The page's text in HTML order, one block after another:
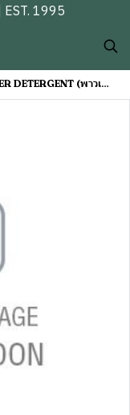
1995
(พาวเดอร์ ดีเทอร์เจน)